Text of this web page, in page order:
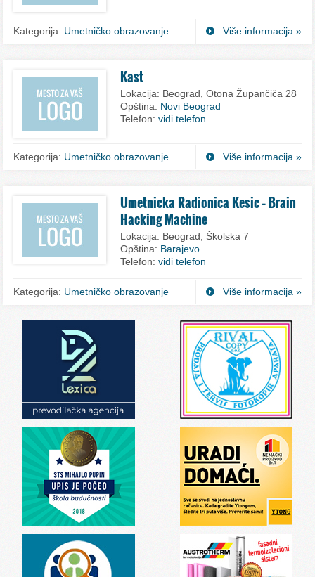
Kategorija: Umetničko obrazovanje Više informacija »
Kast
Lokacija: Beograd, Otona Župančiča 28
Opština: Novi Beograd
Telefon:vidi telefon
Kategorija: Umetničko obrazovanje Više informacija »
Umetnicka Radionica Kesic – Brain
Hacking Machine
Lokacija: Beograd, Školska 7
Opština: Barajevo
Telefon:vidi telefon
Kategorija: Umetničko obrazovanje Više informacija »